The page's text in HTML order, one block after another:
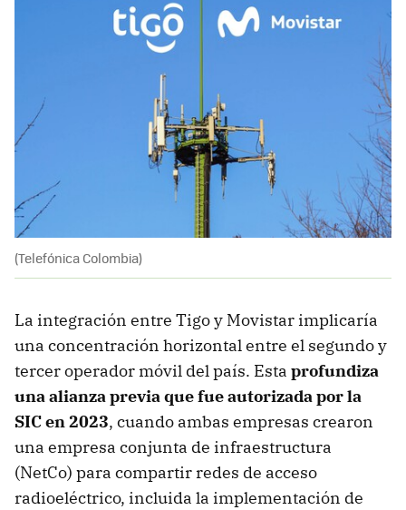
(Telefónica Colombia)
La integración entre Tigo y Movistar implicaría
una concentración horizontal entre el segundo y
tercer operador móvil del país. Esta profundiza
una alianza previa que fue autorizada por la
SIC en 2023, cuando ambas empresas crearon
una empresa conjunta de infraestructura
(NetCo) para compartir redes de acceso
radioeléctrico, incluida la implementación de